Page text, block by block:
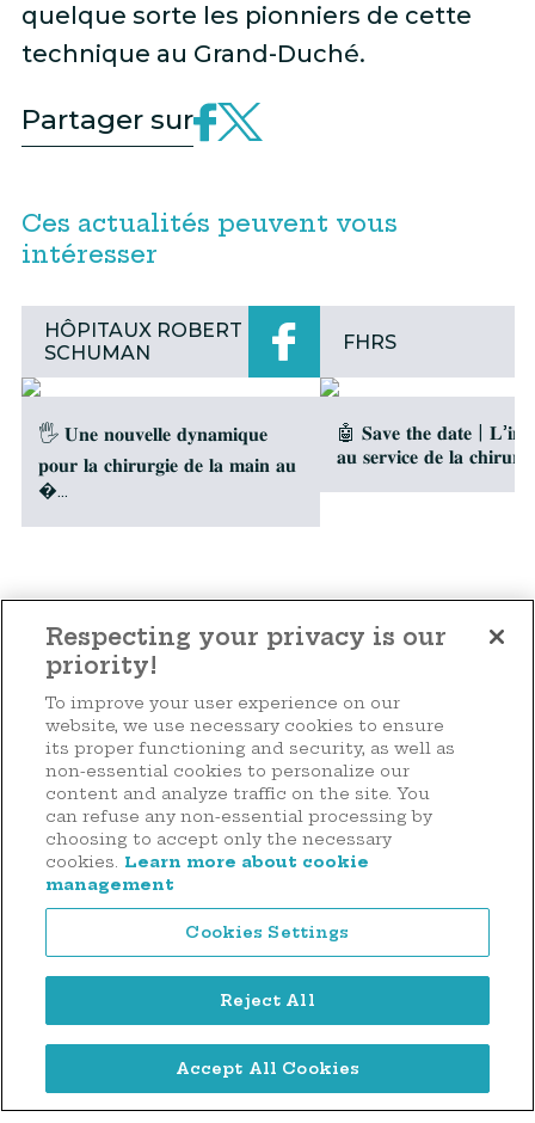
Faire un don
quelque sorte les pionniers de cette
technique au Grand-Duché.
Partager sur
Ces actualités peuvent vous
intéresser
HÔPITAUX ROBERT
SCHUMAN
🖐️ 𝐔𝐧𝐞 𝐧𝐨𝐮𝐯𝐞𝐥𝐥𝐞 𝐝𝐲𝐧𝐚𝐦𝐢𝐪𝐮𝐞
𝐩𝐨𝐮𝐫 𝐥𝐚 𝐜𝐡𝐢𝐫𝐮𝐫𝐠𝐢𝐞 𝐝𝐞 𝐥𝐚 𝐦𝐚𝐢𝐧 𝐚𝐮
�...
FHRS
🤖 𝐒𝐚𝐯𝐞 𝐭𝐡𝐞 𝐝𝐚𝐭𝐞 |
𝐚𝐮 𝐬𝐞𝐫𝐯𝐢𝐜𝐞 𝐝𝐞 𝐥𝐚
44 rue d'Anvers
L-1130 Luxembourg
Tél. : (+352) 2636 9900
Politique de confidentialité
Respecting your privacy is our
priority!
To improve your user experience on our
website, we use necessary cookies to ensure
its proper functioning and security, as well as
non-essential cookies to personalize our
content and analyze traffic on the site. You
can refuse any non-essential processing by
choosing to accept only the necessary
cookies.
Learn more about cookie
management
Cookies Settings
Reject All
Accept All Cookies